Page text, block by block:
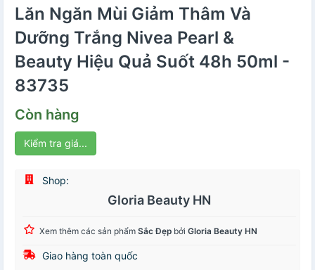
Lăn Ngăn Mùi Giảm Thâm Và
Dưỡng Trắng Nivea Pearl &
Beauty Hiệu Quả Suốt 48h 50ml -
83735
Còn hàng
Kiểm tra giá...
Shop:
Gloria Beauty HN
Xem thêm các sản phẩm Sắc Đẹp bởi Gloria Beauty HN
Giao hàng toàn quốc